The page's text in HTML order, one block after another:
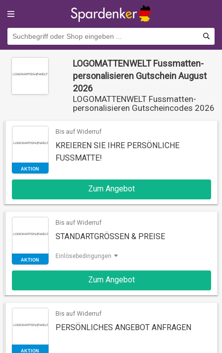
LOGOMATTENWELT Fussmatten-
personalisieren Gutschein August
2026
LOGOMATTENWELT Fussmatten-
personalisieren Gutscheincodes 2026
Bis auf Widerruf
KREIEREN SIE IHRE PERSÖNLICHE
FUSSMATTE!
Zum Angebot
Bis auf Widerruf
STANDARTGRÖSSEN & PREISE
Einlösebedingungen
Zum Angebot
Bis auf Widerruf
PERSÖNLICHES ANGEBOT ANFRAGEN